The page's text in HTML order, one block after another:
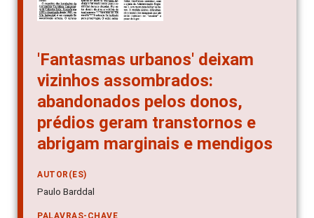
'Fantasmas urbanos' deixam
vizinhos assombrados:
abandonados pelos donos,
prédios geram transtornos e
abrigam marginais e mendigos
AUTOR(ES)
Paulo Barddal
PALAVRAS-CHAVE